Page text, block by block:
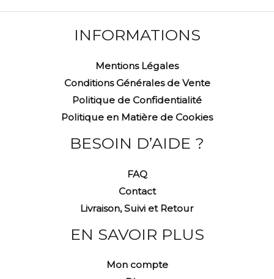
INFORMATIONS
Mentions Légales
Conditions Générales de Vente
Politique de Confidentialité
Politique en Matière de Cookies
BESOIN D’AIDE ?
FAQ
Contact
Livraison, Suivi et Retour
EN SAVOIR PLUS
Mon compte